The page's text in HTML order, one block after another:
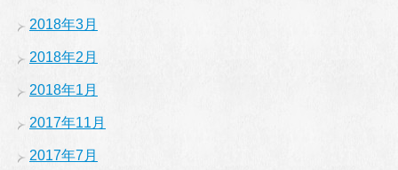
2018年3月
2018年2月
2018年1月
2017年11月
2017年7月